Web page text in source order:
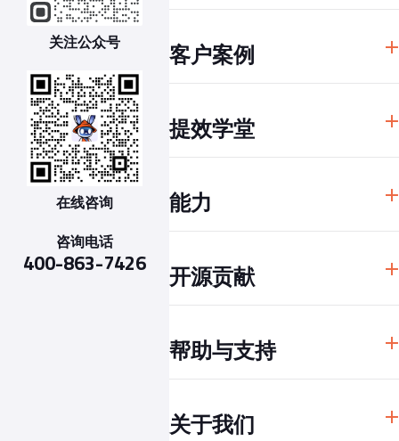
关注公众号
在线咨询
咨询电话
400-863-7426
解决方案
软件研发效能度量规范
研发效能 100 问
研发效能红宝书
客户案例
泰康集团
戴尔EMC
妙盈科技
某电商平台
提效学堂
提效视频
GQM 度量体系
MARI指标体系和效能改进指南
能力
深度代码分析
研发效能数据 BI
企业系统集成
开源贡献
帮助与支持
常见问题
关于我们